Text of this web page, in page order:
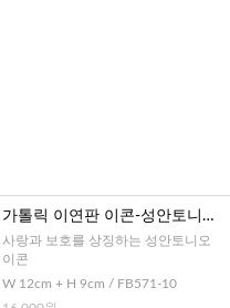
가톨릭 이연판 이콘-성안토니오
+기도문(이태리)
사랑과 보호를 상징하는 성안토니오
이콘
W 12cm + H 9cm / FB571-10